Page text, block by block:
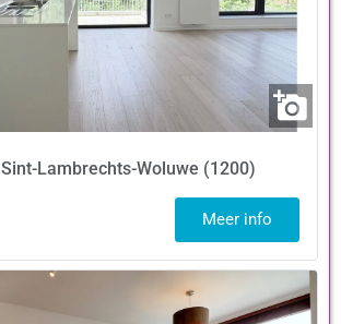
Sint-Lambrechts-Woluwe (1200)
Meer info